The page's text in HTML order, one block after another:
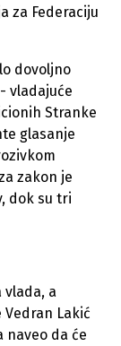
za Federaciju
dovoljno
vladajuće
Stranke
glasanje
zakon je
dok su tri
vlada, a
Lakić
naveo da će